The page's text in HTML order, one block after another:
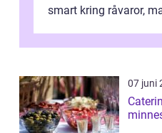
smart kring råvaror,
07 juni